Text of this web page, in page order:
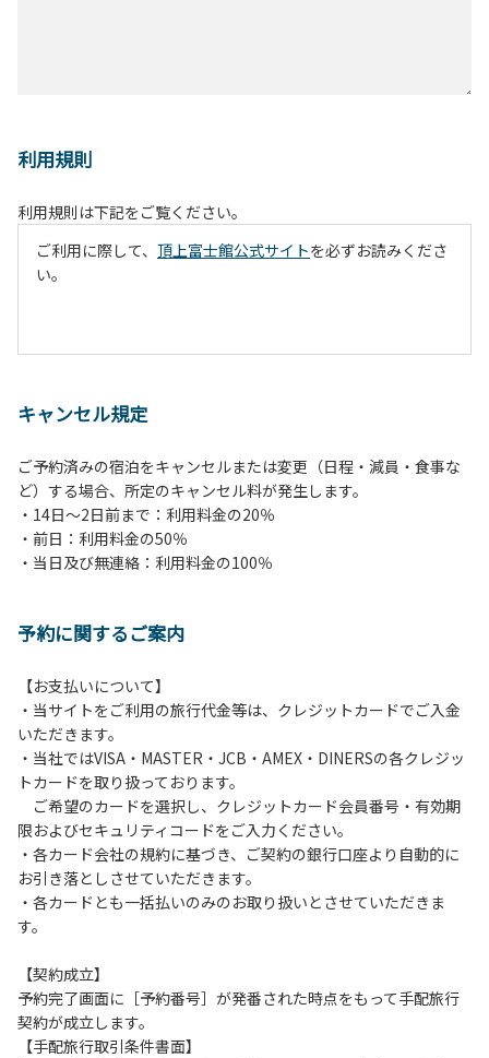
利用規則
利用規則は下記をご覧ください。
ご利用に際して、 頂上富士館公式サイトを必ずお読みくださ
い。
キャンセル規定
ご予約済みの宿泊をキャンセルまたは変更（日程・減員・食事な
ど）する場合、所定のキャンセル料が発生します。
・14日～2日前まで：利用料金の20％
・前日：利用料金の50％
・当日及び無連絡：利用料金の100％
予約に関するご案内
【お支払いについて】
・当サイトをご利用の旅行代金等は、クレジットカードでご入金
いただきます。
・当社ではVISA・MASTER・JCB・AMEX・DINERSの各クレジッ
トカードを取り扱っております。
ご希望のカードを選択し、クレジットカード会員番号・有効期
限およびセキュリティコードをご入力ください。
・各カード会社の規約に基づき、ご契約の銀行口座より自動的に
お引き落としさせていただきます。
・各カードとも一括払いのみのお取り扱いとさせていただきま
す。
【契約成立】
予約完了画面に［予約番号］が発番された時点をもって手配旅行
契約が成立します。
【手配旅行取引条件書面】